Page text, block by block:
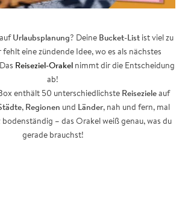
Urlaubsplanung? Deine Bucket-List ist viel zu
eine zündende Idee, wo es als nächstes
Reiseziel-Orakelnimmt dir die Entscheidung
ab!
enthält 50 unterschiedlichste Reisezieleauf
, Regionen und Länder, nah und fern, mal
– das Orakel weiß genau, was du
gerade brauchst!